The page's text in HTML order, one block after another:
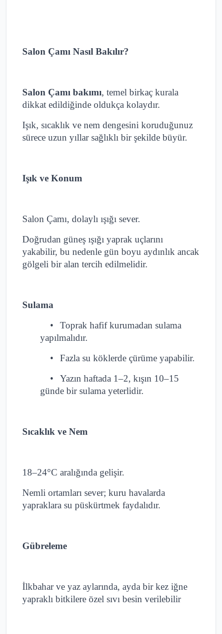
Salon Çamı Nasıl Bakılır?
Salon Çamı bakımı, temel birkaç kurala
dikkat edildiğinde oldukça kolaydır.
Işık, sıcaklık ve nem dengesini koruduğunuz
sürece uzun yıllar sağlıklı bir şekilde büyür.
Işık ve Konum
Salon Çamı, dolaylı ışığı sever.
Doğrudan güneş ışığı yaprak uçlarını
yakabilir, bu nedenle gün boyu aydınlık ancak
gölgeli bir alan tercih edilmelidir.
Sulama
•
Toprak hafif kurumadan sulama
yapılmalıdır.
•
Fazla su köklerde çürüme yapabilir.
•
Yazın haftada 1–2, kışın 10–15
günde bir sulama yeterlidir.
Sıcaklık ve Nem
18–24°C aralığında gelişir.
Nemli ortamları sever; kuru havalarda
yapraklara su püskürtmek faydalıdır.
Gübreleme
İlkbahar ve yaz aylarında, ayda bir kez iğne
yapraklı bitkilere özel sıvı besin verilebilir